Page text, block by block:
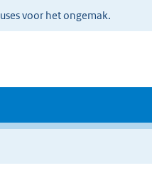
voor het ongemak.